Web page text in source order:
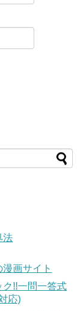
法
画サイト
!!一問一答式
応)